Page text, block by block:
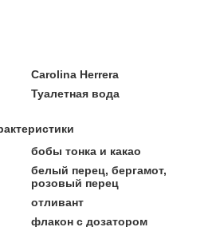
Carolina Herrera
Туалетная вода
бобы тонка и какао
белый перец, бергамот,
розовый перец
отливант
флакон с дозатором